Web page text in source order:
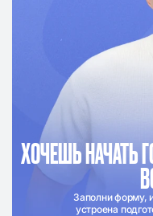
ХОЧЕШЬ НАЧАТЬ
Заполни форму,
устроена